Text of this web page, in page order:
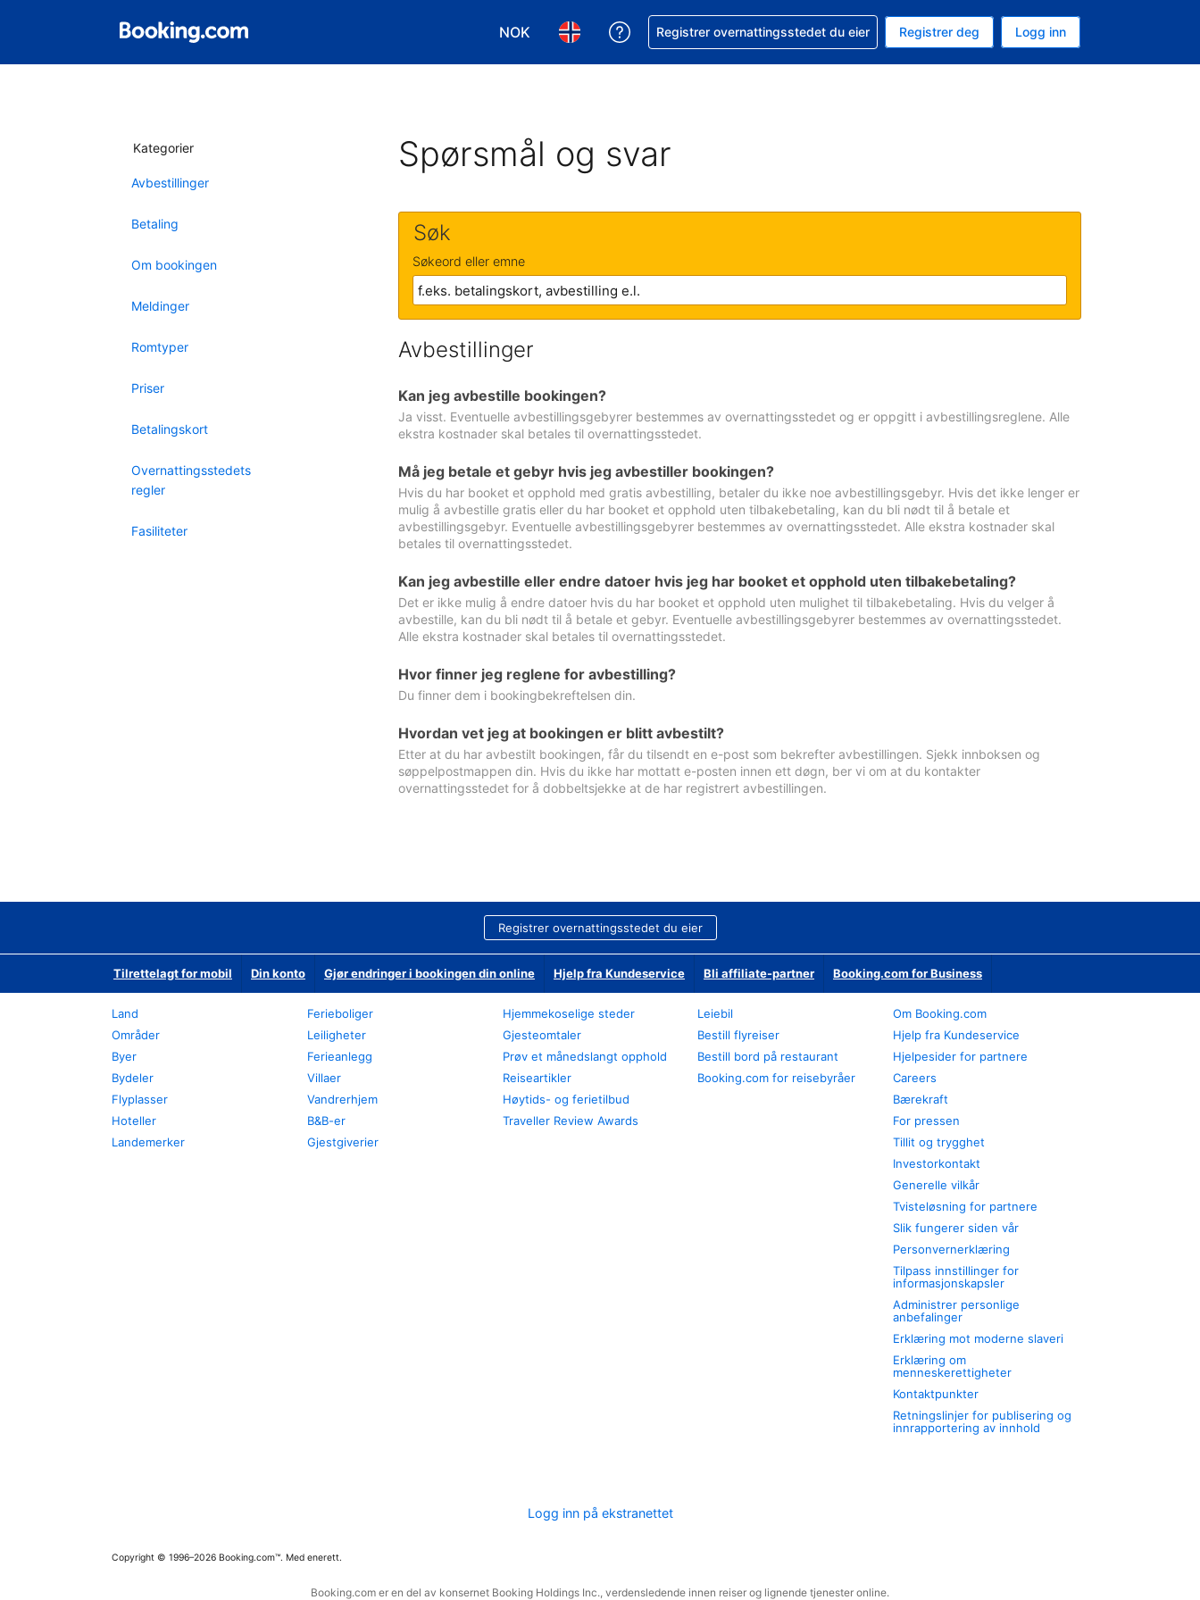
NOK
Velg valuta. Du har valgt Norsk krone som valuta
Velg språk. Du har valgt Norsk som språk
Få hjelp med bookingen din
Registrer overnattingsstedet du eier Registrer deg Logg inn
Kategorier
Avbestillinger
Betaling
Om bookingen
Meldinger
Romtyper
Priser
Betalingskort
Overnattingsstedets
regler
Fasiliteter
Spørsmål og svar
Søk
Søkeord eller emne
Avbestillinger
Kan jeg avbestille bookingen?
Ja visst. Eventuelle avbestillingsgebyrer bestemmes av overnattingsstedet og er oppgitt i avbestillingsreglene. Alle
ekstra kostnader skal betales til overnattingsstedet.
Må jeg betale et gebyr hvis jeg avbestiller bookingen?
Hvis du har booket et opphold med gratis avbestilling, betaler du ikke noe avbestillingsgebyr. Hvis det ikke lenger er
mulig å avbestille gratis eller du har booket et opphold uten tilbakebetaling, kan du bli nødt til å betale et
avbestillingsgebyr. Eventuelle avbestillingsgebyrer bestemmes av overnattingsstedet. Alle ekstra kostnader skal
betales til overnattingsstedet.
Kan jeg avbestille eller endre datoer hvis jeg har booket et opphold uten tilbakebetaling?
Det er ikke mulig å endre datoer hvis du har booket et opphold uten mulighet til tilbakebetaling. Hvis du velger å
avbestille, kan du bli nødt til å betale et gebyr. Eventuelle avbestillingsgebyrer bestemmes av overnattingsstedet.
Alle ekstra kostnader skal betales til overnattingsstedet.
Hvor finner jeg reglene for avbestilling?
Du finner dem i bookingbekreftelsen din.
Hvordan vet jeg at bookingen er blitt avbestilt?
Etter at du har avbestilt bookingen, får du tilsendt en e-post som bekrefter avbestillingen. Sjekk innboksen og
søppelpostmappen din. Hvis du ikke har mottatt e-posten innen ett døgn, ber vi om at du kontakter
overnattingsstedet for å dobbeltsjekke at de har registrert avbestillingen.
Registrer overnattingsstedet du eier
Tilrettelagt for mobil Din konto Gjør endringer i bookingen din online Hjelp fra Kundeservice Bli affiliate-partner Booking.com for Business
Land
Områder
Byer
Bydeler
Flyplasser
Hoteller
Landemerker
Ferieboliger
Leiligheter
Ferieanlegg
Villaer
Vandrerhjem
B&B-er
Gjestgiverier
Hjemmekoselige steder
Gjesteomtaler
Prøv et månedslangt opphold
Reiseartikler
Høytids- og ferietilbud
Traveller Review Awards
Leiebil
Bestill flyreiser
Bestill bord på restaurant
Booking.com for reisebyråer
Om Booking.com
Hjelp fra Kundeservice
Hjelpesider for partnere
Careers
Bærekraft
For pressen
Tillit og trygghet
Investorkontakt
Generelle vilkår
Tvisteløsning for partnere
Slik fungerer siden vår
Personvernerklæring
Tilpass innstillinger for
informasjonskapsler
Administrer personlige
anbefalinger
Erklæring mot moderne slaveri
Erklæring om
menneskerettigheter
Kontaktpunkter
Retningslinjer for publisering og
innrapportering av innhold
Logg inn på ekstranettet
Copyright © 1996–2026 Booking.com™. Med enerett.
Booking.com er en del av konsernet Booking Holdings Inc., verdensledende innen reiser og lignende tjenester online.